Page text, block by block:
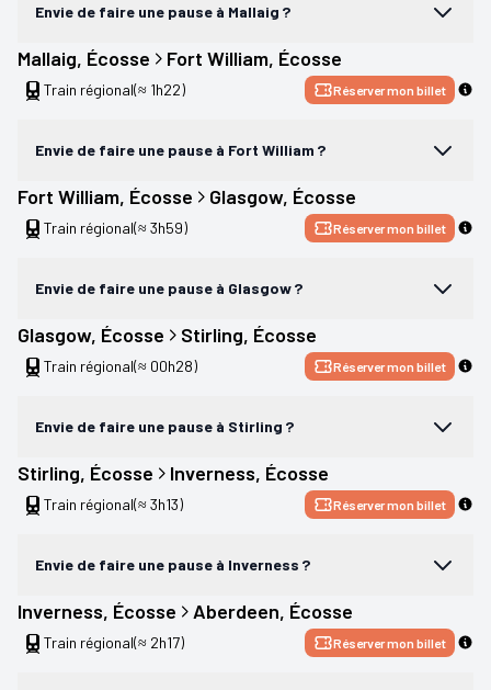
Envie de faire une pause à Mallaig ?
Mallaig, Écosse Fort William, Écosse
Train régional(≈ 1h22) Réserver mon billet
Envie de faire une pause à Fort William ?
Fort William, Écosse Glasgow, Écosse
Train régional(≈ 3h59) Réserver mon billet
Envie de faire une pause à Glasgow ?
Glasgow, Écosse Stirling, Écosse
Train régional(≈ 00h28) Réserver mon billet
Envie de faire une pause à Stirling ?
Stirling, Écosse Inverness, Écosse
Train régional(≈ 3h13) Réserver mon billet
Envie de faire une pause à Inverness ?
Inverness, Écosse Aberdeen, Écosse
Train régional(≈ 2h17) Réserver mon billet